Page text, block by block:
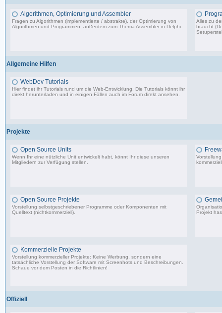
Algorithmen, Optimierung und Assembler
Fragen zu Algorithmen (implementierte / abstrakte), der Optimierung von
Algorithmen und Programmen, außerdem zum Thema Assembler in Delphi.
Alles zu
braucht
Allgemeine Hilfen
WebDev Tutorials
Hier findet ihr Tutorials rund um die Web-Entwicklung. Die Tutorials könnt ihr
direkt herunterladen und in einigen Fällen auch im Forum direkt ansehen.
Projekte
Open Source Units
Wenn Ihr eine nützliche Unit entwickelt habt, könnt Ihr diese unseren
Mitgliedern zur Verfügung stellen.
Open Source Projekte
Vorstellung selbstgeschriebener Programme oder Komponenten mit
Quelltext (nichtkommerziell).
Projekt
Kommerzielle Projekte
Vorstellung kommerzieller Projekte: Keine Werbung, sondern eine
tatsächliche Vorstellung der Software mit Screenhots und Beschreibungen.
Schaue vor dem Posten in die Richtlinien!
Offiziell